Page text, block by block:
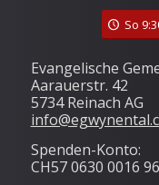
So
Evangelische
Aarauerstr. 42
5734 Reinach AG
Spenden-Konto:
CH57 0630 0016